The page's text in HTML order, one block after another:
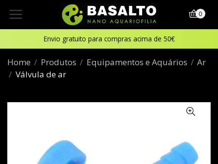
Envio gratuito para compras acima de 50€
0
Home Produtos Equipamentos e Aquários
Ar
Válvula de ar